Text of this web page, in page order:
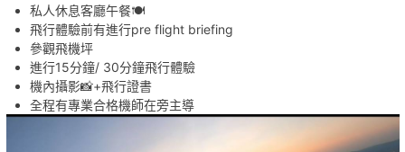
私人休息客廳午餐🍽️
飛行體驗前有進行pre flight briefing
參觀飛機坪
進行15分鐘/ 30分鐘飛行體驗
機內攝影📸+飛行證書
全程有專業合格機師在旁主導